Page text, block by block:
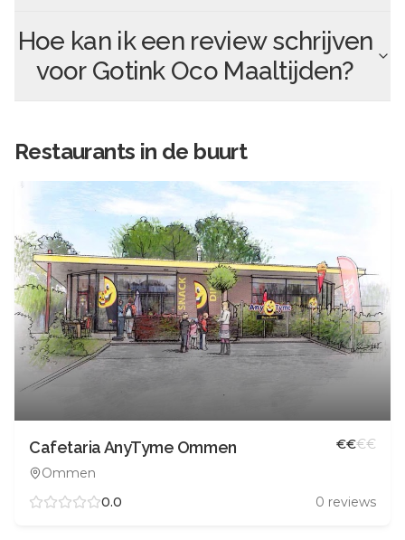
Hoe kan ik een review schrijven
voor Gotink Oco Maaltijden?
Restaurants in de buurt
Cafetaria AnyTyme Ommen
Ommen
€€€€
0.0 0 reviews